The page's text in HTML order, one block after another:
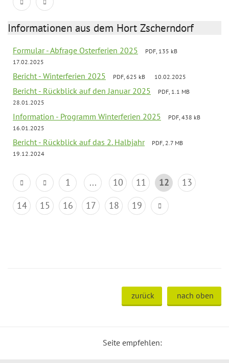
Informationen aus dem Hort Zscherndorf
Formular - Abfrage Osterferien 2025
PDF, 135 kB
17.02.2025
Bericht - Winterferien 2025 PDF, 625 kB 10.02.2025
Bericht - Rückblick auf den Januar 2025
PDF, 1.1 MB
28.01.2025
Information - Programm Winterferien 2025
PDF, 438 kB
16.01.2025
Bericht - Rückblick auf das 2. Halbjahr
PDF, 2.7 MB
19.12.2024
1 ... 10 11 12
13
14
15 16 17 18 19
zurück nach oben
Seite empfehlen: